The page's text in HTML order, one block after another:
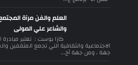
العلم والفن مرآة
والشاعر علي المولى
كازا بوست : تعتبر
الاجتماعية والثقافية التي تجمع
جهة ، ومن جهة أخ...